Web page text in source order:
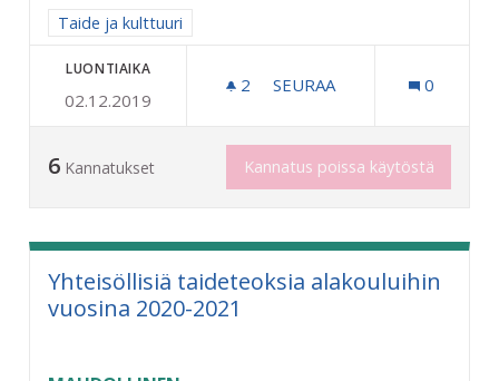
Rajaa tulokset aihepiirin mukaan: Taide ja kulttuuri
Taide ja kulttuuri
LUONTIAIKA
02.12.2019
2 2 SEURAAJAA
SEURAA 0
6 Kannatukset Kannatus poissa käytöstä
Yhteisöllisiä taideteoksia alakouluihin
vuosina 2020-2021